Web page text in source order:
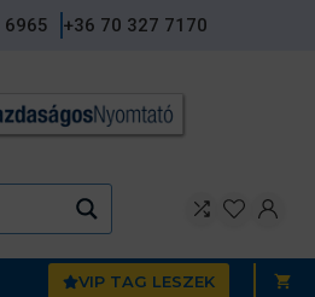
6965 +36 70 327 7170
VIP TAG LESZEK